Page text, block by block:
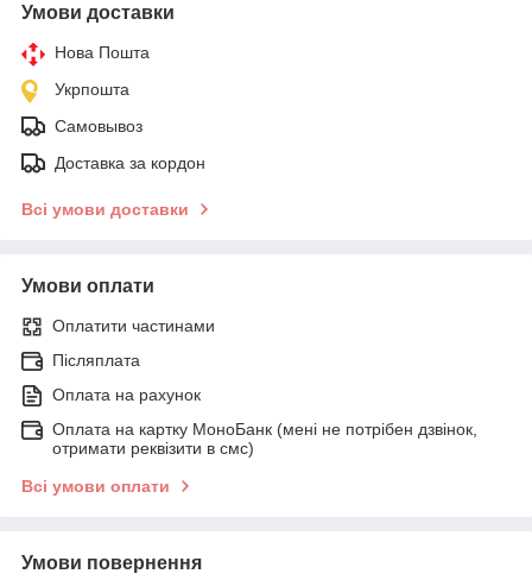
Умови доставки
Нова Пошта
Укрпошта
Самовывоз
Доставка за кордон
Всі умови доставки
Умови оплати
Оплатити частинами
Післяплата
Оплата на рахунок
Оплата на картку МоноБанк (мені не потрібен дзвінок,
отримати реквізити в смс)
Всі умови оплати
Умови повернення